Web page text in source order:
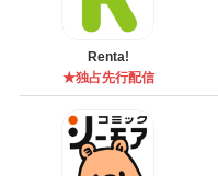
Renta!
★独占先行配信